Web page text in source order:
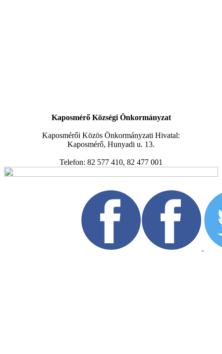
Kaposmérő Községi Önkormányzat
Kaposmérői Közös Önkormányzati Hivatal:
Kaposmérő, Hunyadi u. 13.
Telefon: 82 577 410, 82 477 001